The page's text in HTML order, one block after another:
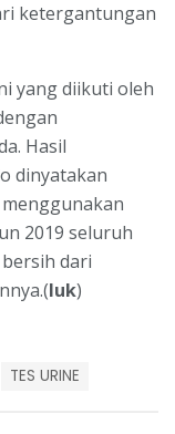
ketergantungan
yang diikuti oleh
Hasil
dinyatakan
2019 seluruh
dari
luk)
TES URINE